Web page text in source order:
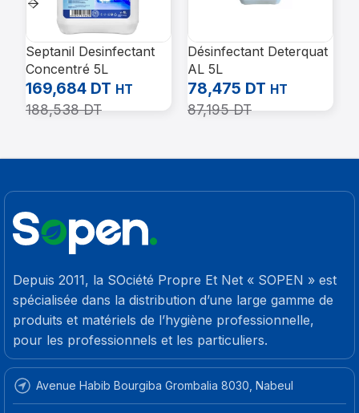
Septanil Desinfectant
Concentré 5L
169,684 DT HT
188,538DT
Désinfectant Deterquat
AL 5L
78,475 DT HT
87,195DT
Depuis 2011, la SOciété Propre Et Net « SOPEN » est
spécialisée dans la distribution d’une large gamme de
produits et matériels de l’hygiène professionnelle,
pour les professionnels et les particuliers.
Avenue Habib Bourgiba Grombalia 8030, Nabeul